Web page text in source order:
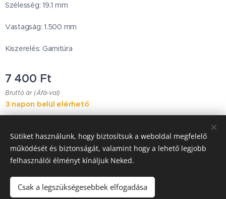
Szélesség: 19,1 mm
Vastagság: 1.500 mm
Kiszerelés: Garnitúra
7 400 Ft
Bruttó ár (Áfá-val)
3 napon belül elérhető
Japanese Classic Car Parts
Garancia & Szállítás
Sütiket használunk, hogy biztosítsuk a weboldal megfelelő
működését és biztonságát, valamint hogy a lehető legjobb
felhasználói élményt kínáljuk Neked.
Csak a legszükségesebbek elfogadása